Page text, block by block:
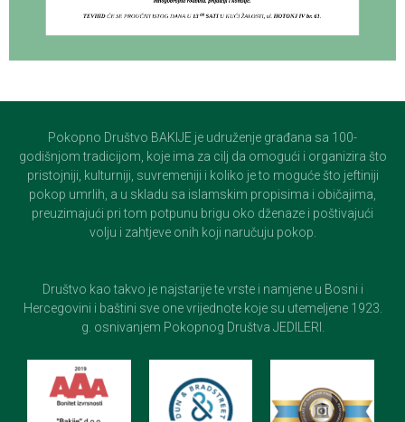
Pokopno Društvo BAKIJE je udruženje građana sa 100-
godišnjom tradicijom, koje ima za cilj da omogući i organizira što
pristojniji, kulturniji, suvremeniji i koliko je to moguće što jeftiniji
pokop umrlih, a u skladu sa islamskim propisima i običajima,
preuzimajući pri tom potpunu brigu oko dženaze i poštivajući
volju i zahtjeve onih koji naručuju pokop.
Društvo kao takvo je najstarije te vrste i namjene u Bosni i
Hercegovini i baštini sve one vrijednote koje su utemeljene 1923.
g. osnivanjem Pokopnog Društva JEDILERI.